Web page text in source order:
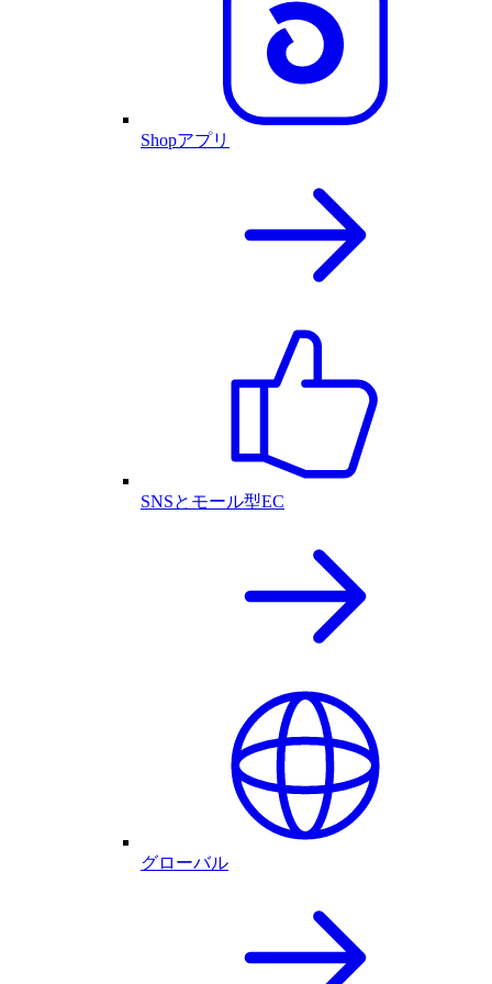
Shopアプリ
SNSとモール型EC
グローバル